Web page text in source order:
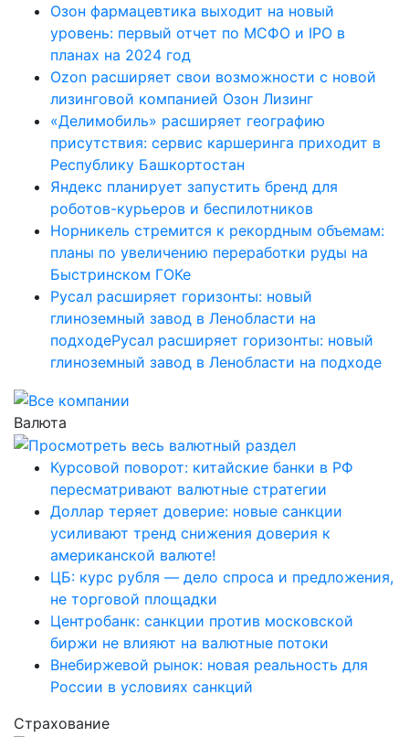
Озон фармацевтика выходит на новый
уровень: первый отчет по МСФО и IPO в
планах на 2024 год
Ozon расширяет свои возможности с новой
лизинговой компанией Озон Лизинг
«Делимобиль» расширяет географию
присутствия: сервис каршеринга приходит в
Республику Башкортостан
Яндекс планирует запустить бренд для
роботов-курьеров и беспилотников
Норникель стремится к рекордным объемам:
планы по увеличению переработки руды на
Быстринском ГОКе
Русал расширяет горизонты: новый
глиноземный завод в Ленобласти на
подходеРусал расширяет горизонты: новый
глиноземный завод в Ленобласти на подходе
Валюта
Курсовой поворот: китайские банки в РФ
пересматривают валютные стратегии
Доллар теряет доверие: новые санкции
усиливают тренд снижения доверия к
американской валюте!
ЦБ: курс рубля — дело спроса и предложения,
не торговой площадки
Центробанк: санкции против московской
биржи не влияют на валютные потоки
Внебиржевой рынок: новая реальность для
России в условиях санкций
Страхование